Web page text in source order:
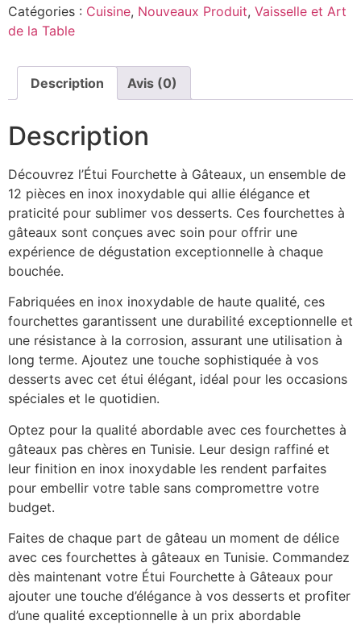
Catégories : Cuisine, Nouveaux Produit, Vaisselle et Art
de la Table
Description Avis (0)
Description
Découvrez l’Étui Fourchette à Gâteaux, un ensemble de
12 pièces en inox inoxydable qui allie élégance et
praticité pour sublimer vos desserts. Ces fourchettes à
gâteaux sont conçues avec soin pour offrir une
expérience de dégustation exceptionnelle à chaque
bouchée.
Fabriquées en inox inoxydable de haute qualité, ces
fourchettes garantissent une durabilité exceptionnelle et
une résistance à la corrosion, assurant une utilisation à
long terme. Ajoutez une touche sophistiquée à vos
desserts avec cet étui élégant, idéal pour les occasions
spéciales et le quotidien.
Optez pour la qualité abordable avec ces fourchettes à
gâteaux pas chères en Tunisie. Leur design raffiné et
leur finition en inox inoxydable les rendent parfaites
pour embellir votre table sans compromettre votre
budget.
Faites de chaque part de gâteau un moment de délice
avec ces fourchettes à gâteaux en Tunisie. Commandez
dès maintenant votre Étui Fourchette à Gâteaux pour
ajouter une touche d’élégance à vos desserts et profiter
d’une qualité exceptionnelle à un prix abordable